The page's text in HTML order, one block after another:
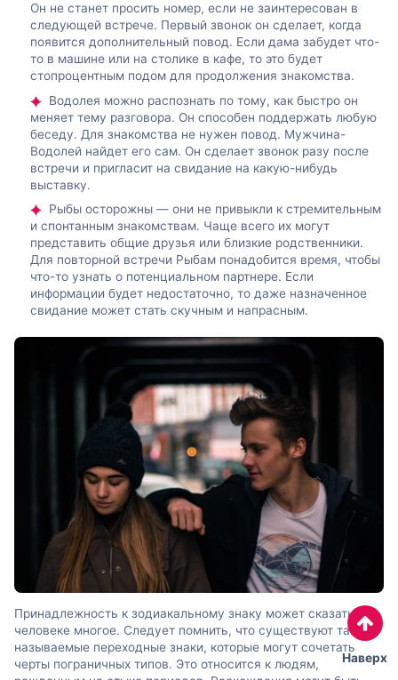
Он не станет просить номер, если не заинтересован в
следующей встрече. Первый звонок он сделает, когда
появится дополнительный повод. Если дама забудет что-
то в машине или на столике в кафе, то это будет
стопроцентным подом для продолжения знакомства.
Водолея можно распознать по тому, как быстро он
меняет тему разговора. Он способен поддержать любую
беседу. Для знакомства не нужен повод. Мужчина-
Водолей найдет его сам. Он сделает звонок разу после
встречи и пригласит на свидание на какую-нибудь
выставку.
Рыбы осторожны — они не привыкли к стремительным
и спонтанным знакомствам. Чаще всего их могут
представить общие друзья или близкие родственники.
Для повторной встречи Рыбам понадобится время, чтобы
что-то узнать о потенциальном партнере. Если
информации будет недостаточно, то даже назначенное
свидание может стать скучным и напрасным.
Принадлежность к зодиакальному знаку может сказать о
человеке многое. Следует помнить, что существуют так
называемые переходные знаки, которые могут сочетать
черты пограничных типов. Это относится к людям,
Наверх